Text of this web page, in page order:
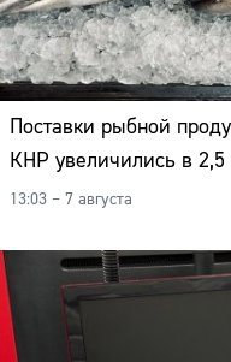
Поставки рыбной
КНР увеличились в 2,5
13:03 – 7 августа